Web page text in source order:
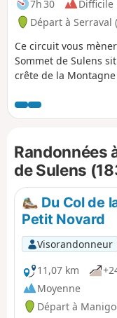
7h 30
Difficile
Départ à Serraval
Ce circuit vous
Sommet de Sulens
crête de la
Aravis et le Massif
vue extraordinaire
Massif des Bauges.
d'orientation au
randonneur du nom
sommets visibles aux
randonnée passe
distance en forêt.
Randonnées
de Sulens
Du Col de
Petit Novard
Visorandonneur
11,07 km
Moyenne
Départ à